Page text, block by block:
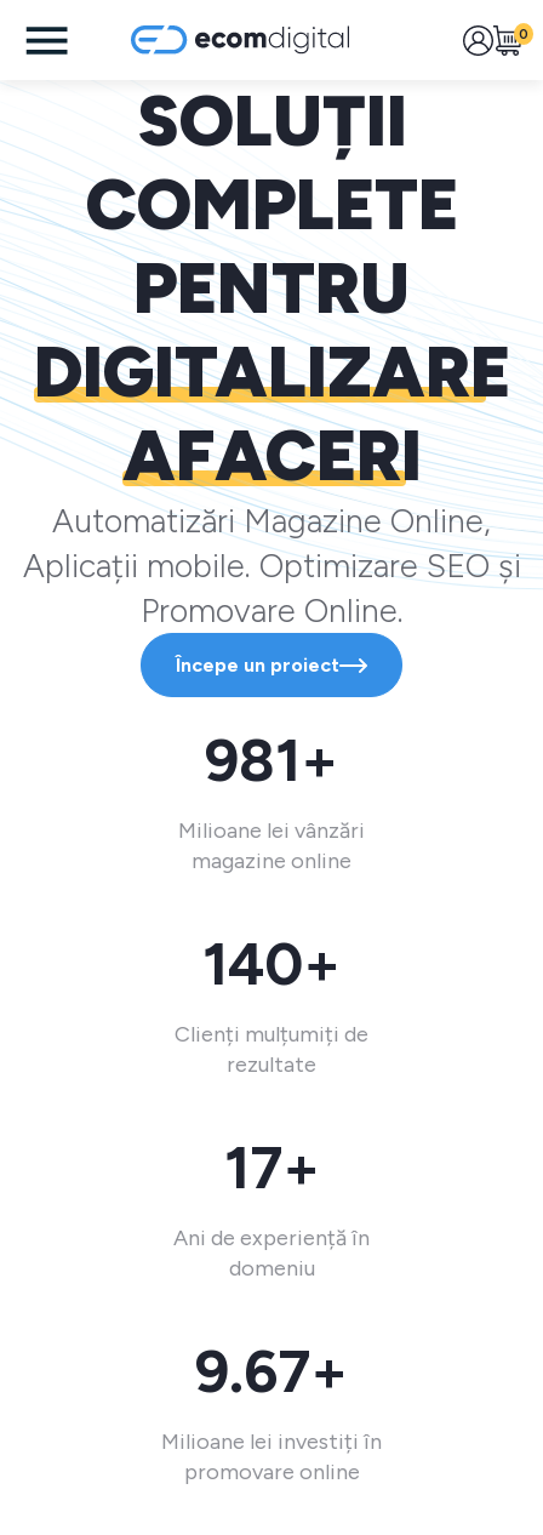
0
SOLUȚII
COMPLETE
PENTRU
DIGITALIZARE
AFACERI
Automatizări Magazine Online,
Aplicații mobile. Optimizare SEO și
Promovare Online.
Începe un proiect
981+
Milioane lei vânzări
magazine online
140+
Clienți mulțumiți de
rezultate
17+
Ani de experiență în
domeniu
9.67+
Milioane lei investiți în
promovare online